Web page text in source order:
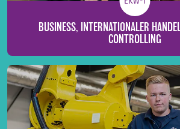
BUSINESS, INTERNATIONALER
CONTROLLING